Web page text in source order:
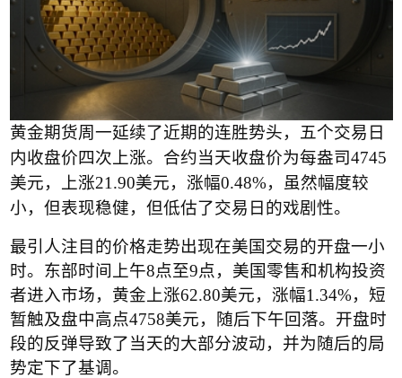
黄金期货周一延续了近期的连胜势头，五个交易日
内收盘价四次上涨。合约当天收盘价为每盎司4745
美元，上涨21.90美元，涨幅0.48%，虽然幅度较
小，但表现稳健，但低估了交易日的戏剧性。
最引人注目的价格走势出现在美国交易的开盘一小
时。东部时间上午8点至9点，美国零售和机构投资
者进入市场，黄金上涨62.80美元，涨幅1.34%，短
暂触及盘中高点4758美元，随后下午回落。开盘时
段的反弹导致了当天的大部分波动，并为随后的局
势定下了基调。